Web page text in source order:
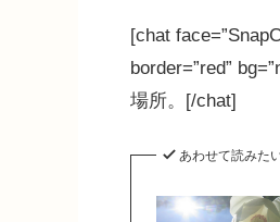
[chat
border=”red”
場所。[/chat]
あわせて読みた